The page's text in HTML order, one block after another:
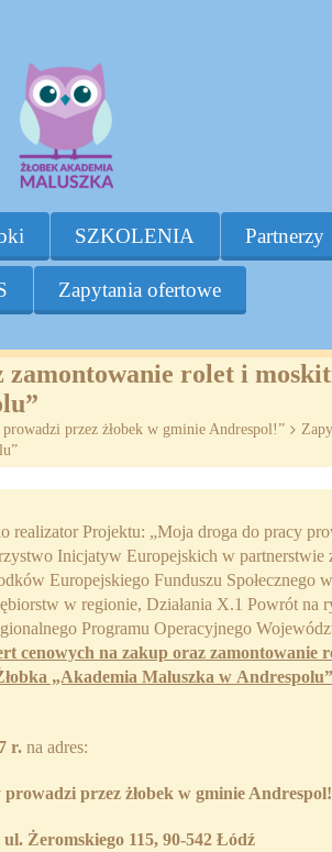
SZKOLENIA Partnerzy
Zapytania ofertowe
rolet i
przez żłobek w gminie Andrespol!” >
Projektu: „Moja droga do pracy
Inicjatyw Europejskich w partnerstwie
Europejskiego Funduszu Społecznego
w regionie, Działania X.1 Powrót na
Programu Operacyjnego
cenowych na zakup oraz zamontowanie
„Akademia Maluszka w
r. na adres:
przez żłobek w gminie
Żeromskiego 115, 90-542 Łódź